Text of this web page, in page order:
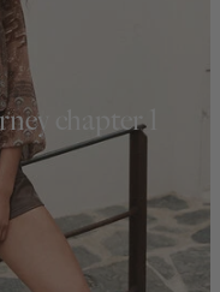
chapter 1